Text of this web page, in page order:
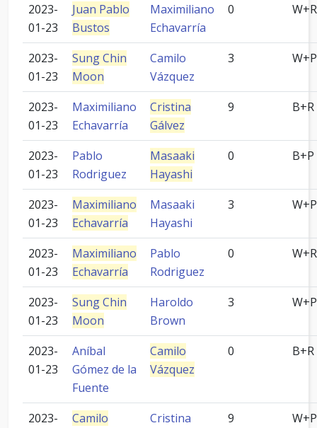
2023-
01-23
Juan Pablo
Bustos
Maximiliano
Echavarría
0 W+R
2023-
01-23
Sung Chin
Moon
Camilo
Vázquez
3 W+P
2023-
01-23
Maximiliano
Echavarría
Cristina
Gálvez
9 B+R
2023-
01-23
Pablo
Rodriguez
Masaaki
Hayashi
0 B+P
2023-
01-23
Maximiliano
Echavarría
Masaaki
Hayashi
3 W+P
2023-
01-23
Maximiliano
Echavarría
Pablo
Rodriguez
0 W+R
2023-
01-23
Sung Chin
Moon
Haroldo
Brown
3 W+P
2023-
01-23
Aníbal
Gómez de la
Fuente
Camilo
Vázquez
0 B+R
2023-
Camilo
Cristina
9 W+P